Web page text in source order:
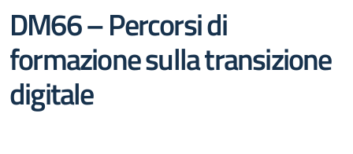
DM66 – Percorsi di
formazione sulla transizione
digitale